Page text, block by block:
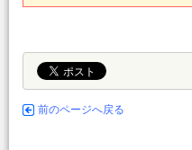
前のページへ戻る